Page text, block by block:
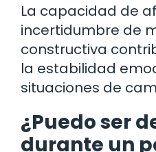
La capacidad de
incertidumbre de
constructiva
la estabilidad
situaciones de
¿Puedo ser
durante un